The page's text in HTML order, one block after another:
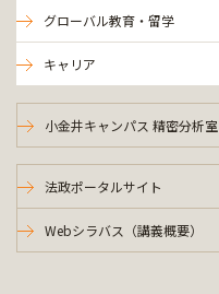
グローバル教育・留学
キャリア
小金井キャンパス 精密分析室
法政ポータルサイト
Webシラバス（講義概要）